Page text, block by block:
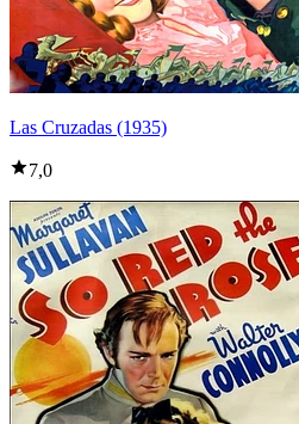
Las Cruzadas (1935)
7,0